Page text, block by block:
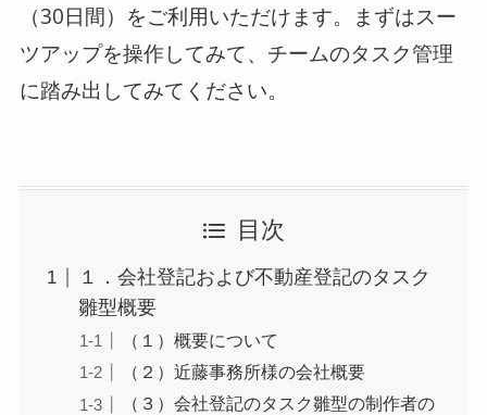
（30日間）をご利用いただけます。まずはスー
ツアップを操作してみて、チームのタスク管理
に踏み出してみてください。
目次
１．会社登記および不動産登記のタスク
雛型概要
（１）概要について
（２）近藤事務所様の会社概要
（３）会社登記のタスク雛型の制作者の